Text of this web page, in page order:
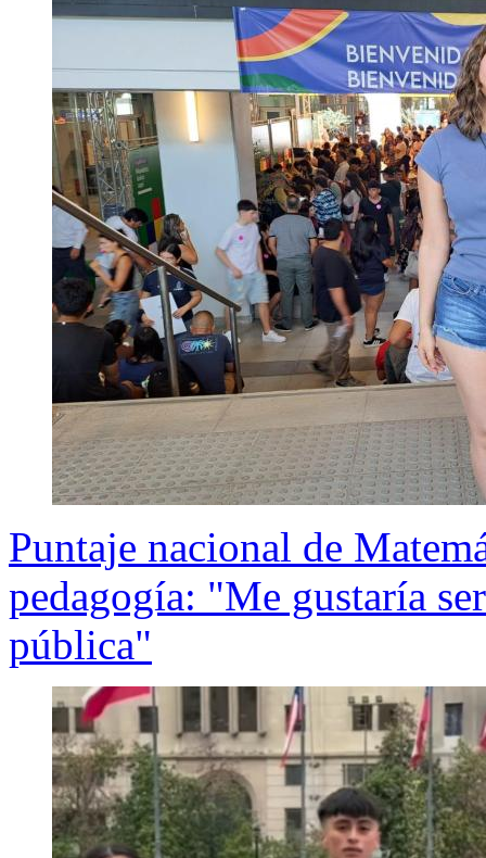
Puntaje nacional de
pedagogía: "Me gustaría
pública"